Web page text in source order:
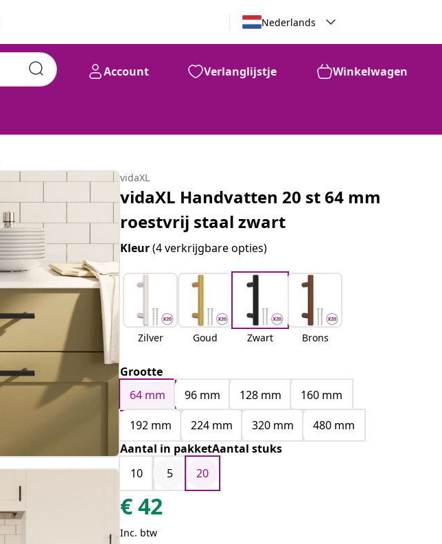
Nederlands
Account Verlanglijstje Winkelwagen
vidaXL
vidaXL Handvatten 20 st 64 mm
roestvrij staal zwart
Kleur(4 verkrijgbare opties)
Zilver Goud Zwart Brons
Grootte
64 mm
96 mm 128 mm
160 mm
192 mm
224 mm 320 mm
480 mm
Aantal in pakketAantal stuks
10
5 20
€42
Inc. btw